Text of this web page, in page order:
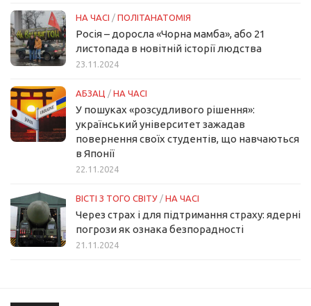
НА ЧАСІ / ПОЛІТАНАТОМІЯ
Росія – доросла «Чорна мамба», або 21
листопада в новітній історії людства
23.11.2024
АБЗАЦ / НА ЧАСІ
У пошуках «розсудливого рішення»:
український університет зажадав
повернення своїх студентів, що навчаються
в Японії
22.11.2024
ВІСТІ З ТОГО СВІТУ / НА ЧАСІ
Через страх і для підтримання страху: ядерні
погрози як ознака безпорадності
21.11.2024